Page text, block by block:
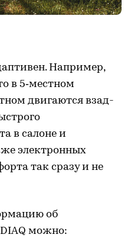
Например,
в 5‑местном
двигаются взад-
в салоне и
электронных
так сразу и не
об
можно: